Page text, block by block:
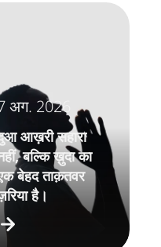
अग. 2026
आख़री सहारा
बल्कि ख़ुदा का
बेहद ताक़तवर
है।